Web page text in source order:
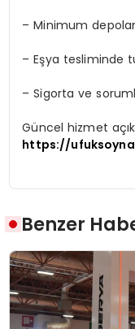
– Minimum
– Eşya tesliminde
– Sigorta ve
Güncel hizmet
https://
Benzer